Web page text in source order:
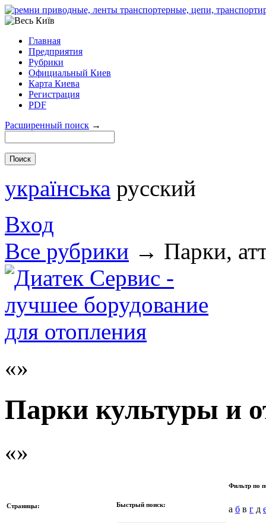
Главная
Предприятия
Рубрики
Официальный Киев
Карта Киева
Регистрация
PDF
Расширенный поиск →
українська русский
Вход
Все рубрики → Парки,
Парки культуры и
Страницы: Быстрый поиск:
Фильтр по
а б в г д